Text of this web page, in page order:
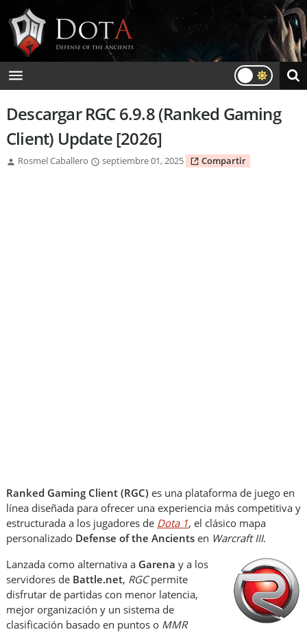
Descargar RGC 6.9.8 (Ranked Gaming
Client) Update [2026]
Rosmel Caballero septiembre 01, 2025 Compartir
Ranked Gaming Client (RGC) es una plataforma de juego en
línea diseñada para ofrecer una experiencia más competitiva y
estructurada a los jugadores de Dota 1, el clásico mapa
personalizado Defense of the Ancients en Warcraft III.
Lanzada como alternativa a Garena y a los
servidores de Battle.net, RGCpermite
disfrutar de partidas con menor latencia,
mejor organización y un sistema de
clasificación basado en puntos o MMR